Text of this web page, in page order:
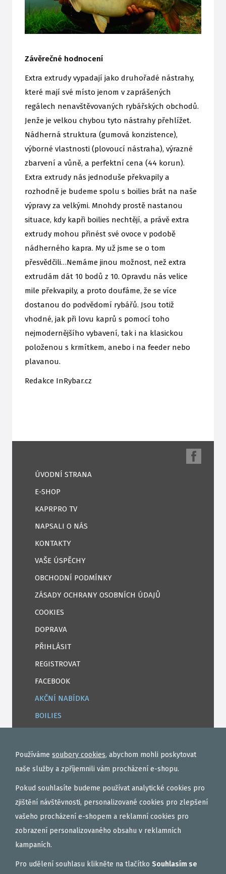
Závěrečné hodnocení
Extra extrudy vypadají jako druhořadé nástrahy,
které mají své místo jenom v zaprášených
regálech nenavštěvovaných rybářských obchodů.
Jenže je velkou chybou tyto nástrahy přehlížet.
Nádherná struktura (gumová konzistence),
výborné vlastnosti (plovoucí nástraha), výrazné
zbarvení a vůně, a perfektní cena (44 korun).
Extra extrudy nás jednoduše překvapily a
rozhodně je budeme spolu s boilies brát na naše
výpravy za velkými. Mnohdy prostě nastanou
situace, kdy kapři boilies nechtějí, a právě extra
extrudy mohou přinést své ovoce v podobě
nádherného kapra. My už jsme se o tom
přesvědčili…Nemáme jinou možnost, než extra
extrudám dát 10 bodů z 10. Opravdu nás velice
mile překvapily, a proto doufáme, že se více
dostanou do podvědomí rybářů. Jsou totiž
vhodné, jak při lovu kaprů s pomocí toho
nejmodernějšího vybavení, tak i na klasickou
položenou s krmítkem, anebo i na feeder nebo
plavanou.
Redakce InRybar.cz
ÚVODNÍ STRANA
E-SHOP
KAPRPRO TV
NAPSALI O NÁS
KONTAKTY
VAŠE ÚSPĚCHY
OBCHODNÍ PODMÍNKY
ZÁSADY OCHRANY OSOBNÍCH ÚDAJŮ
COOKIES
DOPRAVA
PŘIHLÁSIT
REGISTROVAT
FACEBOOK
AKČNÍ NABÍDKA
BOILIES
TEKUTÉ
OBALOVAČKY
VAŘENÝ PARTIKL
BIŽUTERIE NA MONTÁŽE
DÁRKOVÝ POUKAZ, DÁRKOVÁ KAZETA
AKČNÍ SETY
Používáme soubory cookies, abychom mohli poskytovat
naše služby a zpříjemnili vám procházení e-shopu.
Pokud souhlasíte budeme používat analytické cookies pro
zjištění návštěvnosti, personalizované cookies pro zlepšení
vašeho procházení e-shopem a reklamní cookies pro
zobrazení personalizovaného obsahu v reklamních
kampaních.
Pro udělení souhlasu klikněte na tlačítko Souhlasím se